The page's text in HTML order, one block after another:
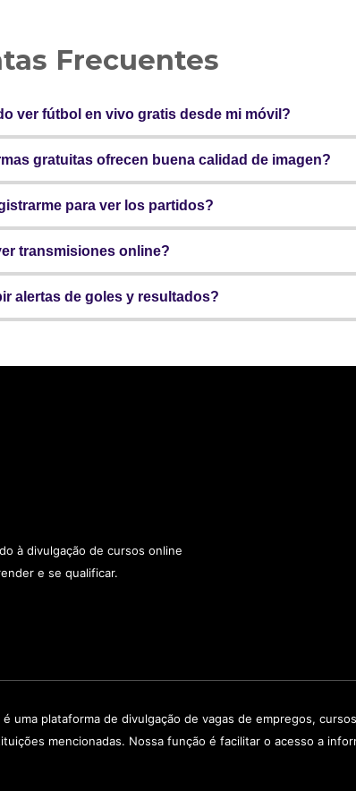
Frecuentes
ver fútbol en vivo gratis desde mi móvil?
gratuitas ofrecen buena calidad de imagen?
para ver los partidos?
transmisiones online?
alertas de goles y resultados?
à divulgação de cursos online
e se qualificar.
é uma plataforma de divulgação de vagas de empregos,
mencionadas. Nossa função é facilitar o acesso a